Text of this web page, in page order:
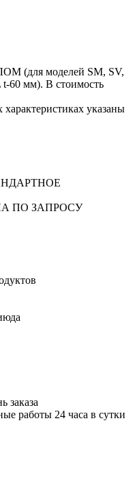
(для моделей SM, SV,
60 мм). В стоимость
указаны
ПО ЗАПРОСУ
да
заказа
работы 24 часа в сутки